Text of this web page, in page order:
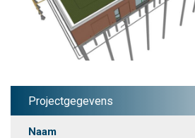
Projectgegevens
Naam